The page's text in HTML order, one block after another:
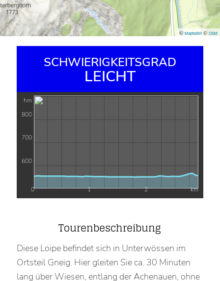
© Maptoolkit © OSM
SCHWIERIGKEITSGRAD
LEICHT
km
hm
0 1 2
600
700
800
Tourenbeschreibung
Diese Loipe befindet sich in Unterwössen im
Ortsteil Gneig. Hier gleiten Sie ca. 30 Minuten
lang über Wiesen, entlang der Achenauen, ohne